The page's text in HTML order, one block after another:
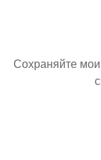
Сохраняйте